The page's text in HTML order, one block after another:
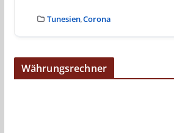
Tunesien, Corona
Währungsrechner